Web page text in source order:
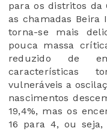
para os distritos da
as chamadas
torna-se mais
pouca massa
reduzido de
características
vulneráveis a
nascimentos
19,4%, mas os
16 para 4, ou